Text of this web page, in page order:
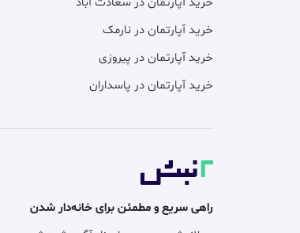
خرید آپارتمان در نارمک
خرید آپارتمان در پیروزی
خرید آپارتمان در پاسداران
راهی سریع و مطمئن برای خانه‌دار شدن